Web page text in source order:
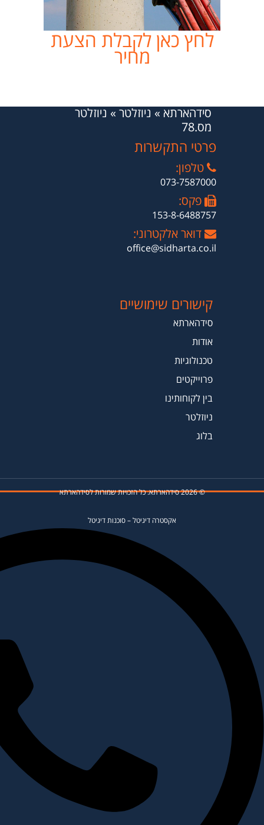
לחץ כאן לקבלת הצעת
מחיר
סידהארתא » ניוזלטר » ניוזלטר
מס.78
פרטי התקשרות
טלפון:
073-7587000
פקס:
153-8-6488757
דואר אלקטרוני:
office@sidharta.co.il
קישורים שימושיים
סידהארתא
אודות
טכנולוגיות
פרוייקטים
בין לקוחותינו
ניוזלטר
בלוג
© 2026 סידהארתא. כל הזכויות שמורות לסידהארתא
אקסטרה דיגיטל – סוכנות דיגיטל